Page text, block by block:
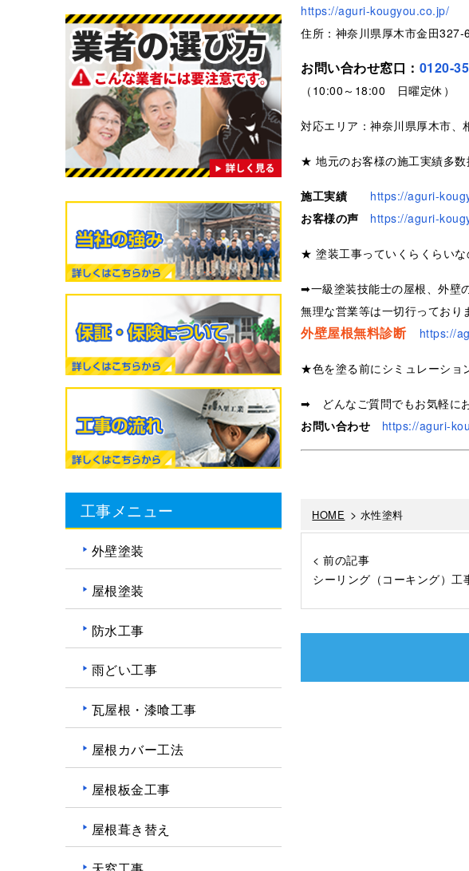
https://aguri-kougyou.co.jp/
住所：神奈川県厚木市金田327-
お問い合わせ窓口： 0120-
（10:00～18:00 日曜定休）
対応エリア：神奈川県厚木市、
★ 地元のお客様の施工実績多数
施工実績
https://aguri-
お客様の声
https://aguri-
★ 塗装工事っていくらくらい
➡一級塗装技能士の屋根、外壁
無理な営業等は一切行っており
外壁屋根無料診断 https://
★色を塗る前にシミュレーシ
➡ どんなご質問でもお気軽に
お問い合わせ
https://aguri-
HOME > 水性塗料
< 前の記事
シーリング（コーキング）工
工事メニュー
外壁塗装
屋根塗装
防水工事
雨どい工事
瓦屋根・漆喰工事
屋根カバー工法
屋根板金工事
屋根葺き替え